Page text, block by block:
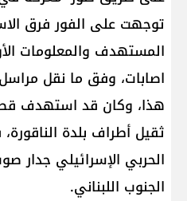
توجهت على الفور فرق
المستهدف والمعلومات
اصابات، وفق ما نقل
هذا، وكان قد استهدف
ثقيل أطراف بلدة
الحربي الإسرائيلي
الجنوب اللبناني.